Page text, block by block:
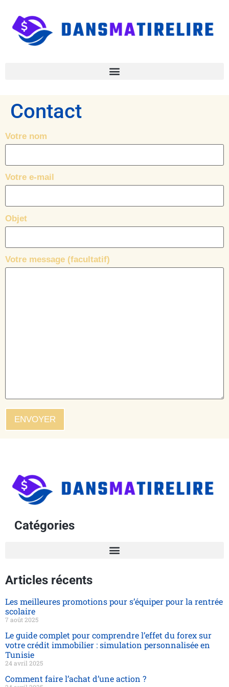
Contact
Votre nom
Votre e-mail
Objet
Votre message (facultatif)
Catégories
Articles récents
Les meilleures promotions pour s’équiper pour la rentrée
scolaire
7 août 2025
Le guide complet pour comprendre l’effet du forex sur
votre crédit immobilier : simulation personnalisée en
Tunisie
24 avril 2025
Comment faire l’achat d’une action ?